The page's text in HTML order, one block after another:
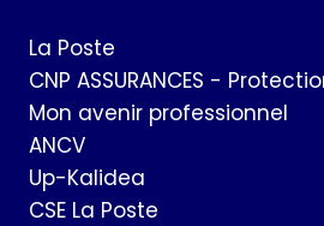
La Poste
CNP ASSURANCES -
Mon avenir professionnel
ANCV
Up-Kalidea
CSE La Poste